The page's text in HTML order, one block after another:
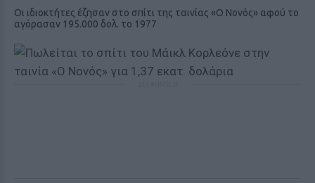
Οι ιδιοκτήτες έζησαν στο σπίτι της ταινίας «Ο Νονός» αφού το
αγόρασαν 195.000 δολ. το 1977